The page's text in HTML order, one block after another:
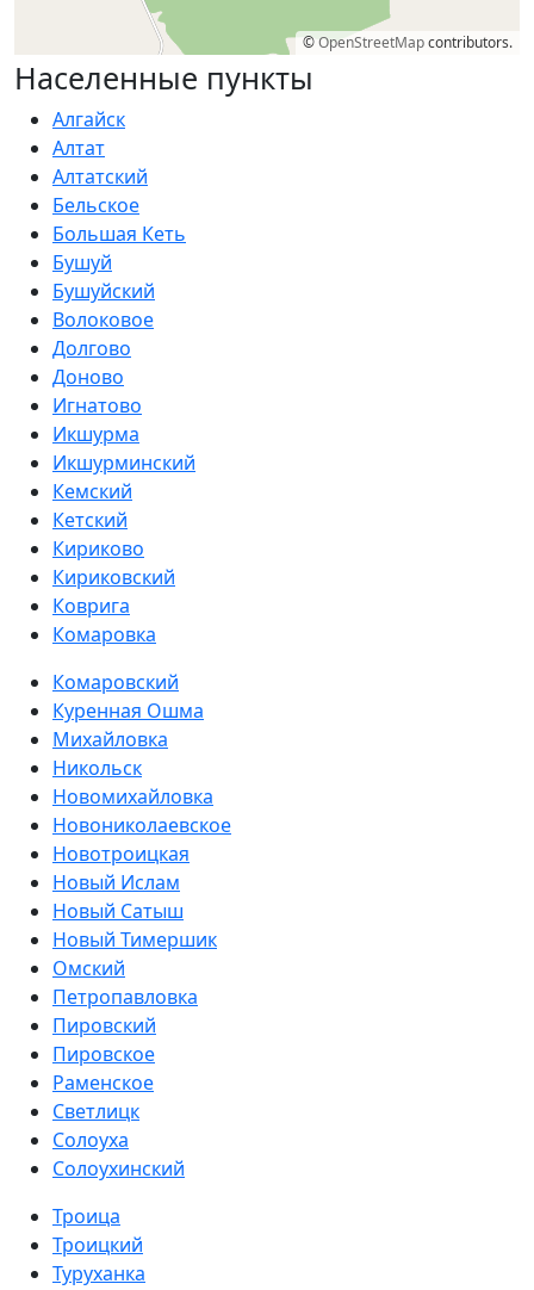
©OpenStreetMapcontributors.
Населенные пункты
Алгайск
Алтат
Алтатский
Бельское
Большая Кеть
Бушуй
Бушуйский
Волоковое
Долгово
Доново
Игнатово
Икшурма
Икшурминский
Кемский
Кетский
Кириково
Кириковский
Коврига
Комаровка
Комаровский
Куренная Ошма
Михайловка
Никольск
Новомихайловка
Новониколаевское
Новотроицкая
Новый Ислам
Новый Сатыш
Новый Тимершик
Омский
Петропавловка
Пировский
Пировское
Раменское
Светлицк
Солоуха
Солоухинский
Троица
Троицкий
Туруханка